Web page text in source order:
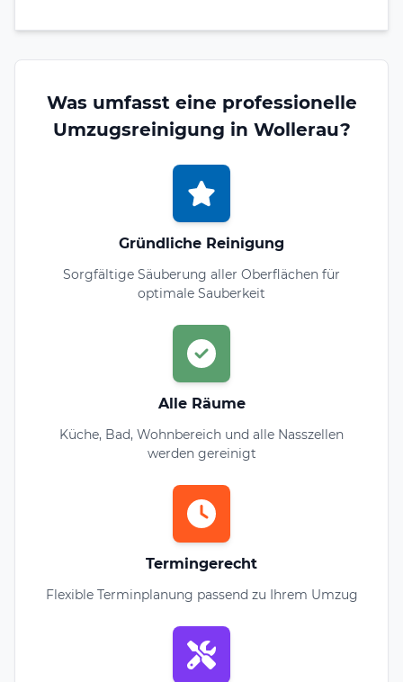
Was umfasst eine professionelle
Umzugsreinigung in Wollerau?
Gründliche Reinigung
Sorgfältige Säuberung aller Oberflächen für
optimale Sauberkeit
Alle Räume
Küche, Bad, Wohnbereich und alle Nasszellen
werden gereinigt
Termingerecht
Flexible Terminplanung passend zu Ihrem Umzug